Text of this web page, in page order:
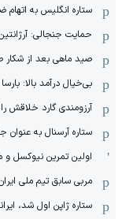
ستاره انگلیس به
حمایت جنجالی:
صید ماهی بعد از
بی‌خیال درآمد بالا:
آرزومندی گارد خلاقش را
ستاره آرسنال به
اولین تمرین نیوکسل و
مربی سابق تیم ملی
ستاره ژاپن اول شد،